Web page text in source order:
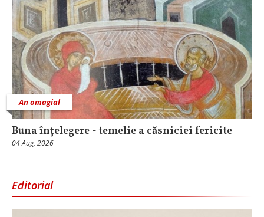
An omagial
Buna înțelegere - temelie a căsniciei fericite
04 Aug, 2026
Editorial